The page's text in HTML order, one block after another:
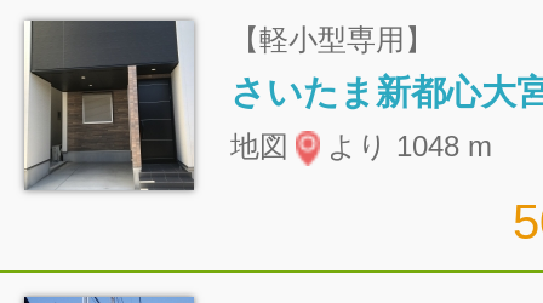
【軽小型専用】
さいたま新都心大
地図 より 1048 m